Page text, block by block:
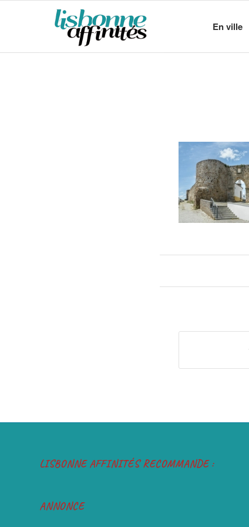
En ville
LISBONNE AFFINITÉS RECOMMANDE :
ANNONCE